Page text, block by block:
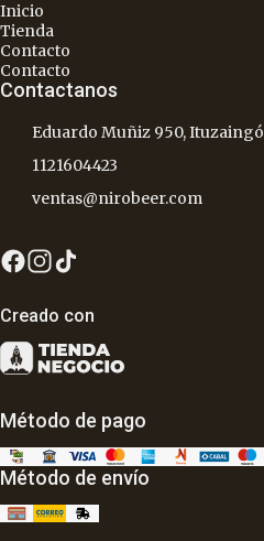
Inicio
Tienda
Contacto
Contacto
Contactanos
Eduardo Muñiz 950, Ituzaingó
1121604423
ventas@nirobeer.com
Creado con
Método de pago
Método de envío